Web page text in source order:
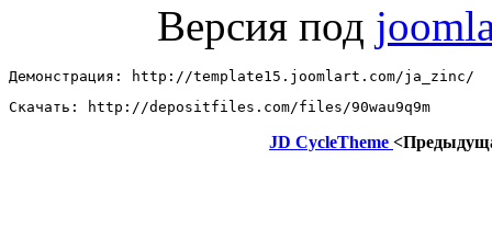
Версия под
Демонстрация: http://template15.joomlart.com/ja_zinc/
Скачать: http://depositfiles.com/files/90wau9q9m
JD CycleTheme